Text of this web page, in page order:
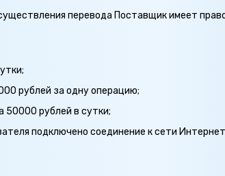
перевода Поставщик имеет
рублей за одну операцию;
50000 рублей в сутки;
подключено соединение к сети